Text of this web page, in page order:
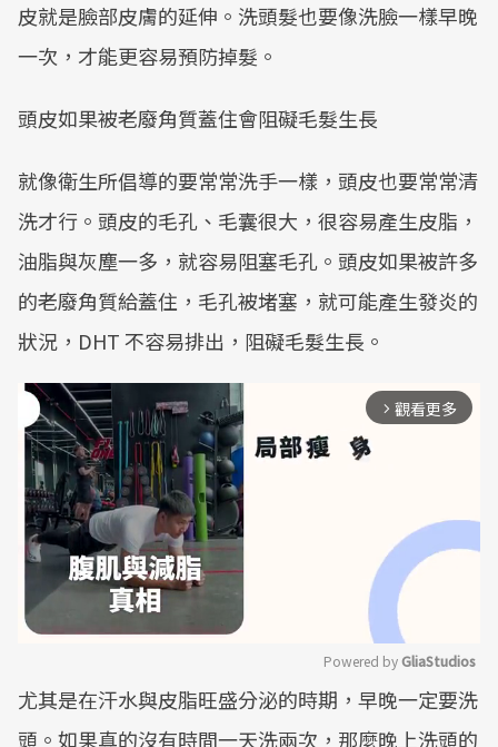
皮就是臉部皮膚的延伸。洗頭髮也要像洗臉一樣早晚
一次，才能更容易預防掉髮。
頭皮如果被老廢角質蓋住會阻礙毛髮生長
就像衛生所倡導的要常常洗手一樣，頭皮也要常常清
洗才行。頭皮的毛孔、毛囊很大，很容易產生皮脂，
油脂與灰塵一多，就容易阻塞毛孔。頭皮如果被許多
的老廢角質給蓋住，毛孔被堵塞，就可能產生發炎的
狀況，DHT 不容易排出，阻礙毛髮生長。
arrow_forward_ios 觀看更多
Mute
Powered by GliaStudios
尤其是在汗水與皮脂旺盛分泌的時期，早晚一定要洗
頭。如果真的沒有時間一天洗兩次，那麼晚上洗頭的